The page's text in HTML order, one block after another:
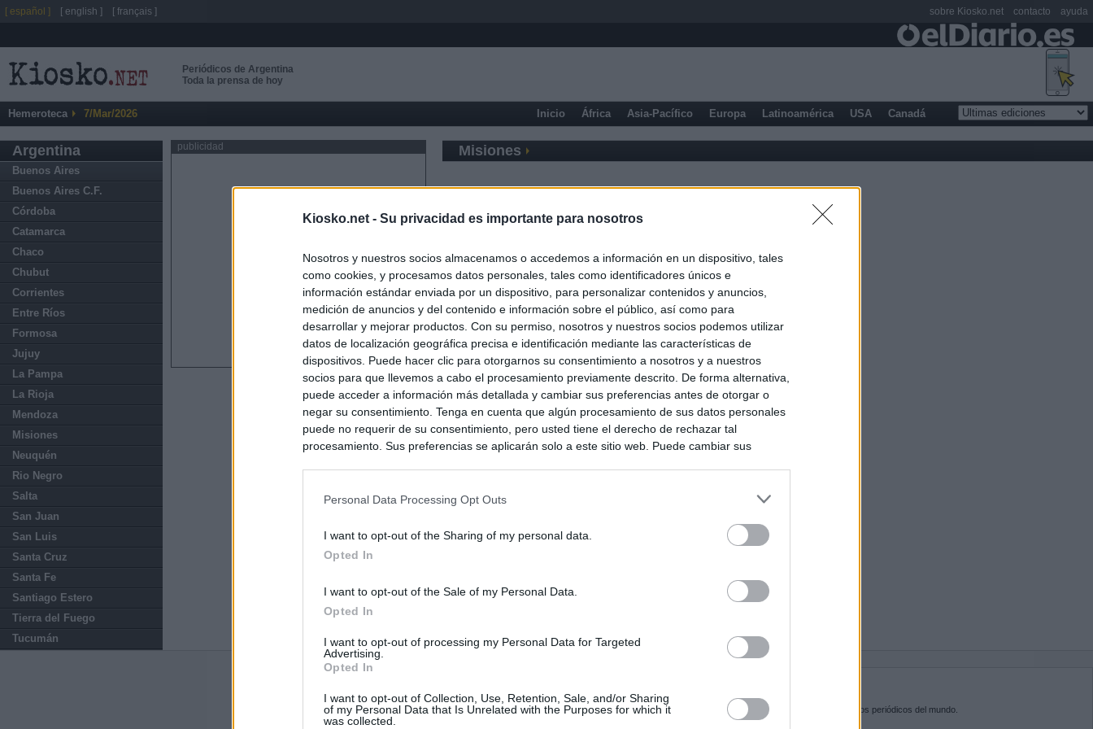
Kiosko.net - Su privacidad es importante para nosotros
Nosotros y nuestros socios almacenamos o accedemos a información en un dispositivo, tales
como cookies, y procesamos datos personales, tales como identificadores únicos e
información estándar enviada por un dispositivo, para personalizar contenidos y anuncios,
medición de anuncios y del contenido e información sobre el público, así como para
desarrollar y mejorar productos. Con su permiso, nosotros y nuestros socios podemos utilizar
datos de localización geográfica precisa e identificación mediante las características de
dispositivos. Puede hacer clic para otorgarnos su consentimiento a nosotros y a nuestros
socios para que llevemos a cabo el procesamiento previamente descrito. De forma alternativa,
puede acceder a información más detallada y cambiar sus preferencias antes de otorgar o
negar su consentimiento. Tenga en cuenta que algún procesamiento de sus datos personales
puede no requerir de su consentimiento, pero usted tiene el derecho de rechazar tal
procesamiento. Sus preferencias se aplicarán solo a este sitio web. Puede cambiar sus
Personal Data Processing Opt Outs
I want to opt-out of the Sharing of my personal data.
Opted In
I want to opt-out of the Sale of my Personal Data.
Opted In
I want to opt-out of processing my Personal Data for Targeted
Advertising.
Opted In
I want to opt-out of Collection, Use, Retention, Sale, and/or Sharing
of my Personal Data that Is Unrelated with the Purposes for which it
was collected.
Periódicos de Argentina
Toda la prensa de hoy
Hemeroteca 7/Mar/2026 Inicio África Asia-Pacífico Europa Latinoamérica USA Canadá
Argentina
Buenos Aires
Buenos Aires C.F.
Córdoba
Catamarca
Chaco
Chubut
Corrientes
Entre Ríos
Formosa
Jujuy
La Pampa
La Rioja
Mendoza
Misiones
Neuquén
Rio Negro
Salta
San Juan
San Luis
Santa Cruz
Santa Fe
Santiago Estero
Tierra del Fuego
Tucumán
publicidad Misiones
Últimas noticias
El consejero al que Ayuso señaló por la compra del ático: "Lo que no se dice es
que Madrid no tiene residencia oficial para la presidenta"
Kiosko.net es la puerta de entrada a los periódicos del mundo.
[ español ] [ english ] [ français ] sobre Kiosko.net contacto ayuda